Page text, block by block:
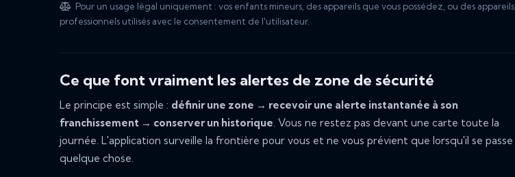
Pour un usage légal uniquement : vos enfants mineurs, des appareils que vous possédez, ou des appareils
professionnels utilisés avec le consentement de l'utilisateur.
Ce que font vraiment les alertes de zone de sécurité
Le principe est simple : définir une zone → recevoir une alerte instantanée à son
franchissement → conserver un historique. Vous ne restez pas devant une carte toute la
journée. L'application surveille la frontière pour vous et ne vous prévient que lorsqu'il se passe
quelque chose.